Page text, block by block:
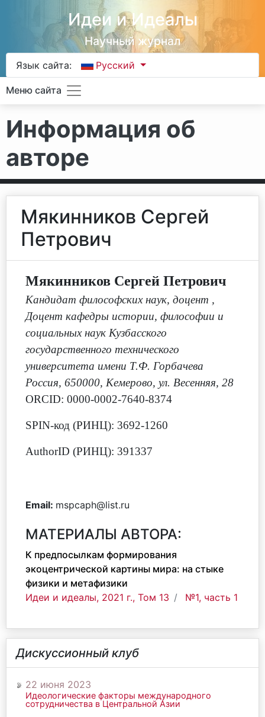
Идеи и Идеалы
Научный журнал
Язык сайта: Русский
Меню сайта
Информация об
авторе
Мякинников Сергей
Петрович
Мякинников Сергей Петрович
Кандидат философских наук, доцент ,
Доцент кафедры истории, философии и
социальных наук Кузбасского
государственного технического
университета имени Т.Ф. Горбачева
Россия, 650000, Кемерово, ул. Весенняя, 28
ORCID: 0000-0002-7640-8374
SPIN-код (РИНЦ): 3692-1260
AuthorID (РИНЦ): 391337
Email: mspcaph@list.ru
МАТЕРИАЛЫ АВТОРА:
К предпосылкам формирования
экоцентрической картины мира: на стыке
физики и метафизики
Идеи и идеалы, 2021 г., Том 13
№1, часть 1
Дискуссионный клуб
22 июня 2023
Идеологические факторы международного
сотрудничества в Центральной Азии